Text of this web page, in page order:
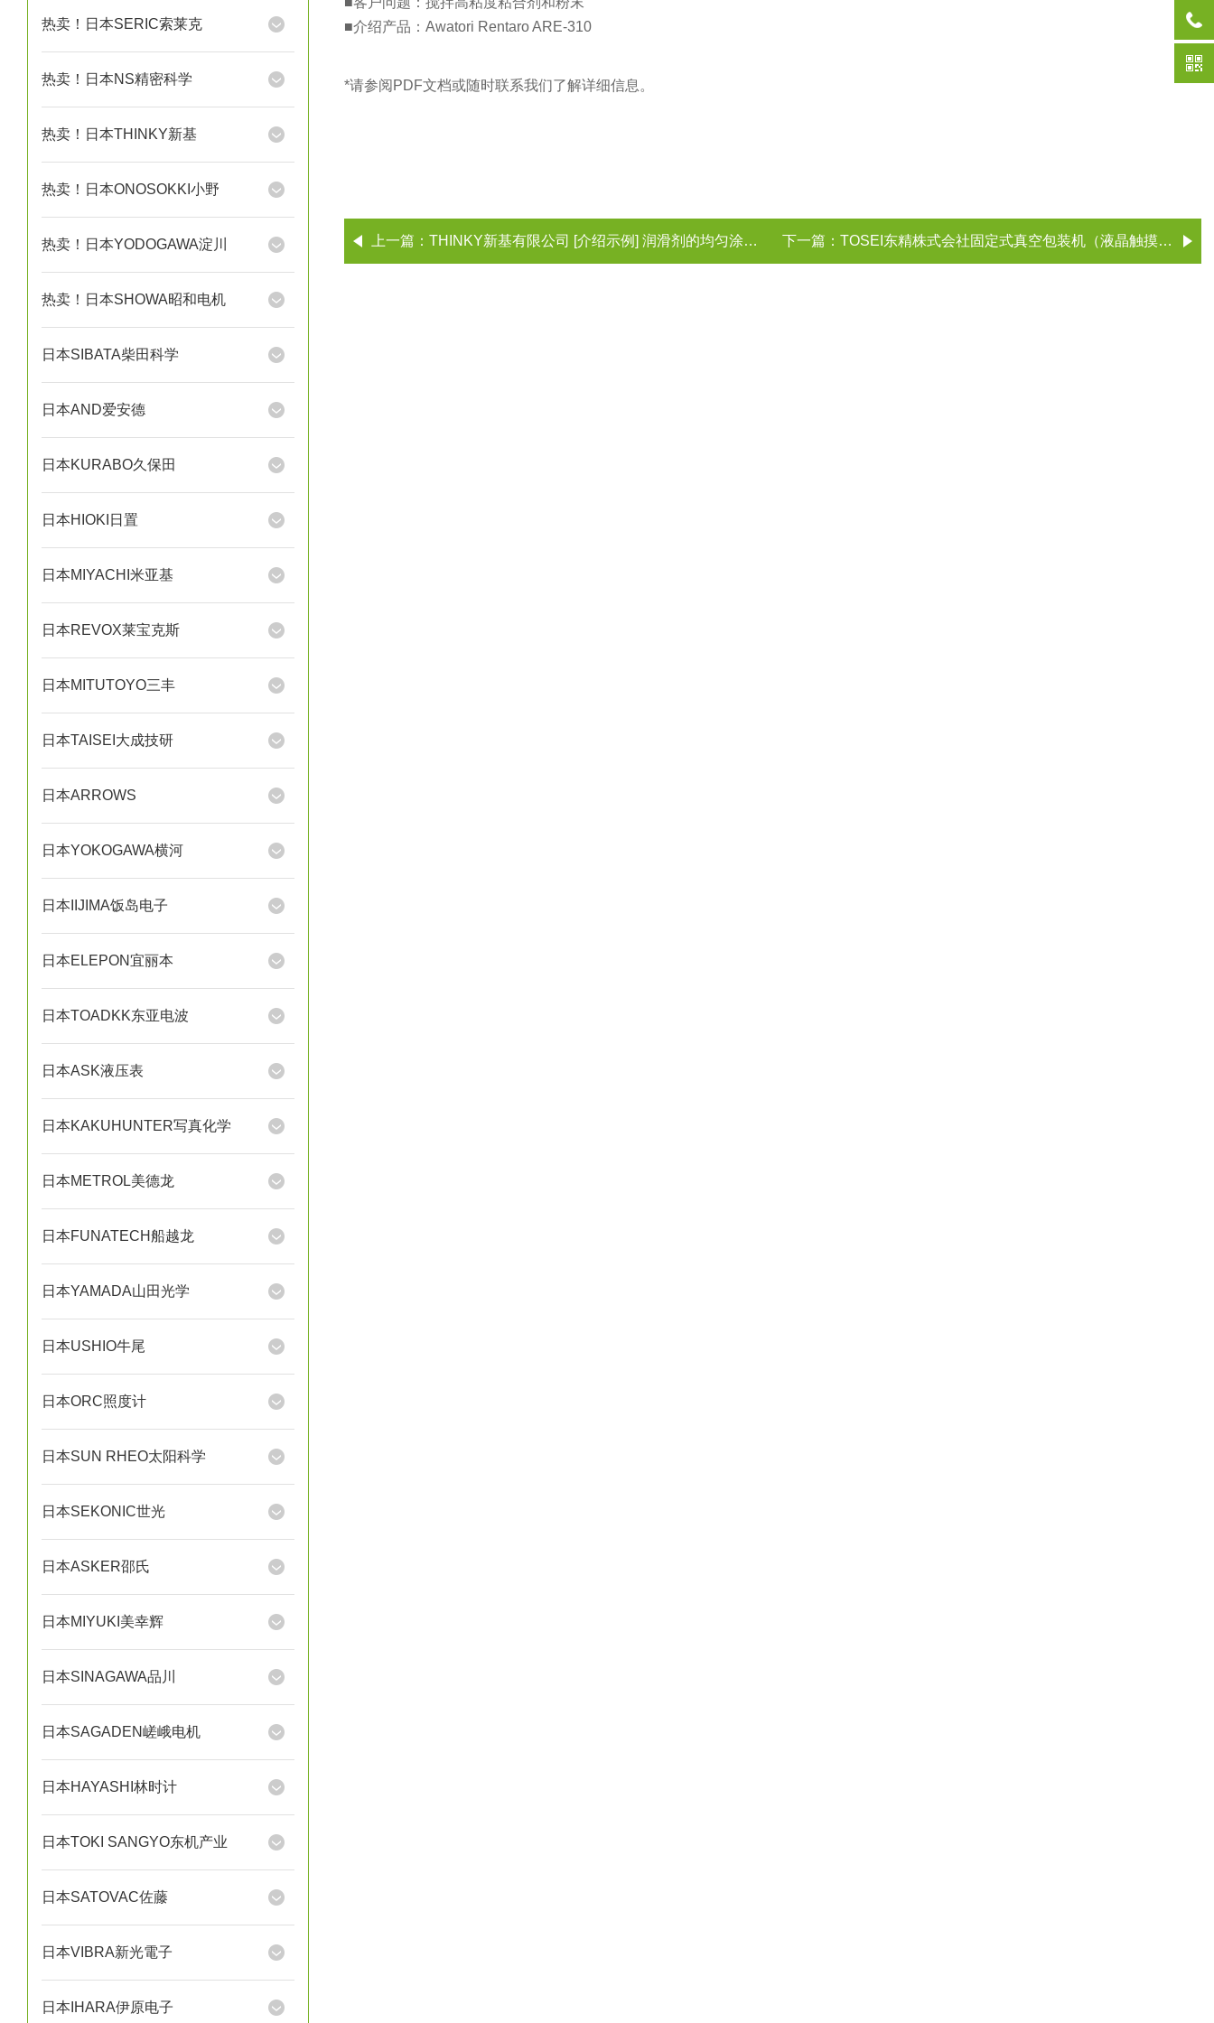
热卖！日本SERIC索莱克
热卖！日本NS精密科学
热卖！日本THINKY新基
热卖！日本ONOSOKKI小野
热卖！日本YODOGAWA淀川
热卖！日本SHOWA昭和电机
日本SIBATA柴田科学
日本AND爱安德
日本KURABO久保田
日本HIOKI日置
日本MIYACHI米亚基
日本REVOX莱宝克斯
日本MITUTOYO三丰
日本TAISEI大成技研
日本ARROWS
日本YOKOGAWA横河
日本IIJIMA饭岛电子
日本ELEPON宜丽本
日本TOADKK东亚电波
日本ASK液压表
日本KAKUHUNTER写真化学
日本METROL美德龙
日本FUNATECH船越龙
日本YAMADA山田光学
日本USHIO牛尾
日本ORC照度计
日本SUN RHEO太阳科学
日本SEKONIC世光
日本ASKER邵氏
日本MIYUKI美幸辉
日本SINAGAWA品川
日本SAGADEN嵯峨电机
日本HAYASHI林时计
日本TOKI SANGYO东机产业
日本SATOVAC佐藤
日本VIBRA新光電子
日本IHARA伊原电子
■介绍产品：Awatori Rentaro ARE-310
*请参阅PDF文档或随时联系我们了解详细信息。
上一篇： THINKY新基有限公司 [介绍示例] 润滑剂的均匀涂抹等问题 下一篇： TOSEI东精株式会社固定式真空包装机（液晶触摸屏型）“V-856W”